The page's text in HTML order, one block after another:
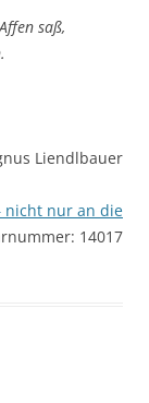
saß,
Liendlbauer
nicht nur an die
14017